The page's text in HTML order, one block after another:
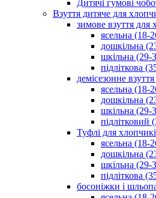
Дитячі гумові
Взуття дитяче для
зимове взуття для
ясельна (18-
дошкільна
шкільна (29-
підліткова
демісезонне
ясельна (18-
дошкільна
шкільна (29-
підлітковий
Туфлі для
ясельна (18-
дошкільна
шкільна (29-
підліткова
босоніжки і